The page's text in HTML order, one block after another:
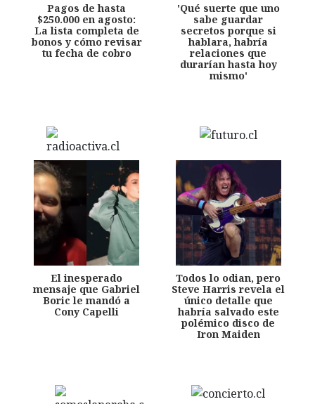
Pagos de hasta
$250.000 en agosto:
La lista completa de
bonos y cómo revisar
tu fecha de cobro
'Qué suerte que uno
sabe guardar
secretos porque si
hablara, habría
relaciones que
durarían hasta hoy
mismo'
El inesperado
mensaje que Gabriel
Boric le mandó a
Cony Capelli
Todos lo odian, pero
Steve Harris revela el
único detalle que
habría salvado este
polémico disco de
Iron Maiden